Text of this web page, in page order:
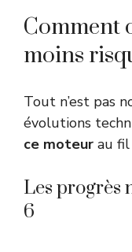
Comment
moins
Tout n’est pas
évolutions
ce moteur au fil
Les progrès
6